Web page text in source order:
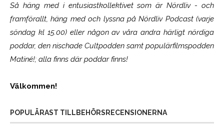
Så häng med i entusiastkollektivet som ärNördliv- och
framförallt, häng med och lyssna på Nördliv Podcast (varje
söndag kl 15.00) eller någon av våra andra härligt nördiga
poddar, den nischade Cultpodden samt populärfilmspodden
Matiné!; alla finns där poddar finns!
Välkommen!
POPULÄRAST TILLBEHÖRSRECENSIONERNA